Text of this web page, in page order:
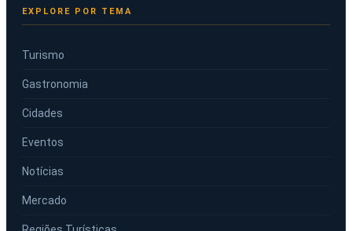
EXPLORE POR TEMA
Turismo
Gastronomia
Cidades
Eventos
Notícias
Mercado